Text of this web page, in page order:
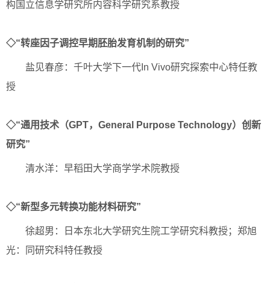
构国立信息学研究所内容科学研究系教授
◇“转座因子调控早期胚胎发育机制的研究”
盐见春彦：千叶大学下一代In Vivo研究探索中心特任教
授
◇“通用技术（GPT，General Purpose Technology）创新
研究”
清水洋：早稻田大学商学学术院教授
◇“新型多元转换功能材料研究”
徐超男：日本东北大学研究生院工学研究科教授；郑旭
光：同研究科特任教授